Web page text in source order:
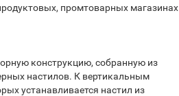
промтоварных магазинах
конструкцию, собранную из
настилов. К вертикальным
устанавливается настил из